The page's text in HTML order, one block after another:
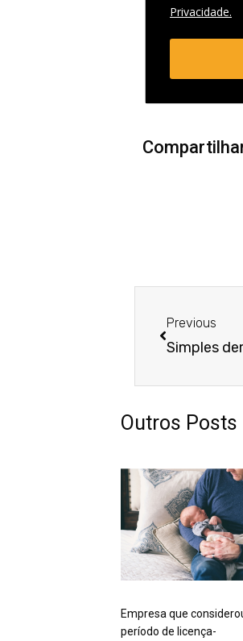
Privacidade.
Previous
Outros Posts
Empresa que
período de licença-